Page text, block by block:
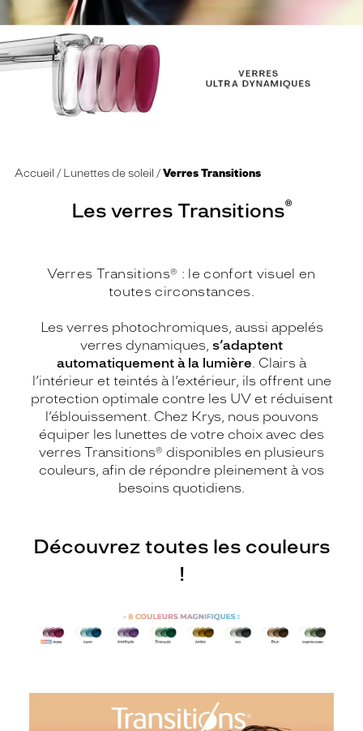
Accueil Lunettes de soleil Verres Transitions
Les verres Transitions®
Verres Transitions® : le confort visuel en
toutes circonstances.
Les verres photochromiques, aussi appelés
verres dynamiques, s’adaptent
automatiquement à la lumière . Clairs à
l’intérieur et teintés à l’extérieur, ils offrent une
protection optimale contre les UV et réduisent
l’éblouissement. Chez Krys, nous pouvons
équiper les lunettes de votre choix avec des
verres Transitions® disponibles en plusieurs
couleurs, afin de répondre pleinement à vos
besoins quotidiens.
Découvrez toutes les couleurs
!